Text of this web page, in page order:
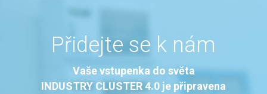
Přidejte se k nám
Vaše vstupenka do světa
INDUSTRY CLUSTER 4.0 je připravena